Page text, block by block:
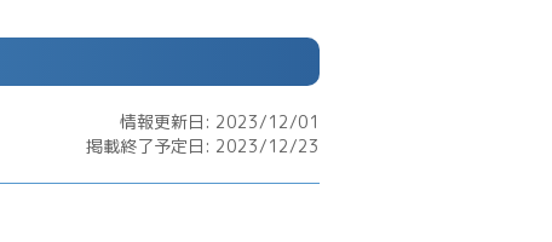
情報更新日: 2023/12/01
掲載終了予定日: 2023/12/23